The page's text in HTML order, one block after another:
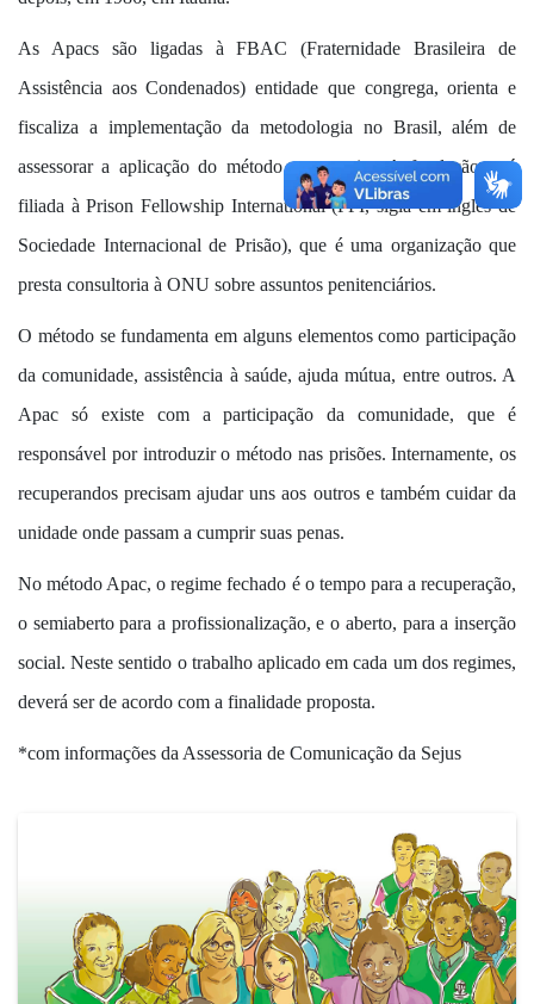
As Apacs são ligadas à FBAC (Fraternidade Brasileira de
Assistência aos Condenados) entidade que congrega, orienta e
fiscaliza a implementação da metodologia no Brasil, além de
assessorar a aplicação do método no exterior. A fundação está
filiada à Prison Fellowship International (PFI, sigla em inglês de
Sociedade Internacional de Prisão), que é uma organização que
presta consultoria à ONU sobre assuntos penitenciários.
O método se fundamenta em alguns elementos como participação
da comunidade, assistência à saúde, ajuda mútua, entre outros. A
Apac só existe com a participação da comunidade, que é
responsável por introduzir o método nas prisões. Internamente, os
recuperandos precisam ajudar uns aos outros e também cuidar da
unidade onde passam a cumprir suas penas.
No método Apac, o regime fechado é o tempo para a recuperação,
o semiaberto para a profissionalização, e o aberto, para a inserção
social. Neste sentido o trabalho aplicado em cada um dos regimes,
deverá ser de acordo com a finalidade proposta.
*com informações da Assessoria de Comunicação da Sejus